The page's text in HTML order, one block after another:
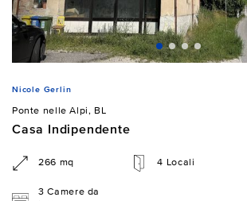
Nicole Gerlin
Ponte nelle Alpi, BL
Casa Indipendente
266 mq 4 Locali
3 Camere da